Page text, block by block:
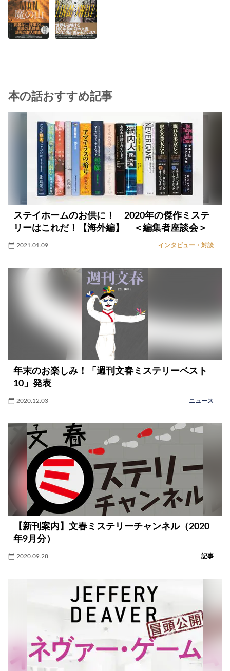
本の話おすすめ記事
ステイホームのお供に！ 2020年の傑作ミステ
リーはこれだ！【海外編】 ＜編集者座談会＞
2021.01.09 インタビュー・対談
年末のお楽しみ！「週刊文春ミステリーベスト
10」発表
2020.12.03 ニュース
【新刊案内】文春ミステリーチャンネル（2020
年9月分）
2020.09.28 記事